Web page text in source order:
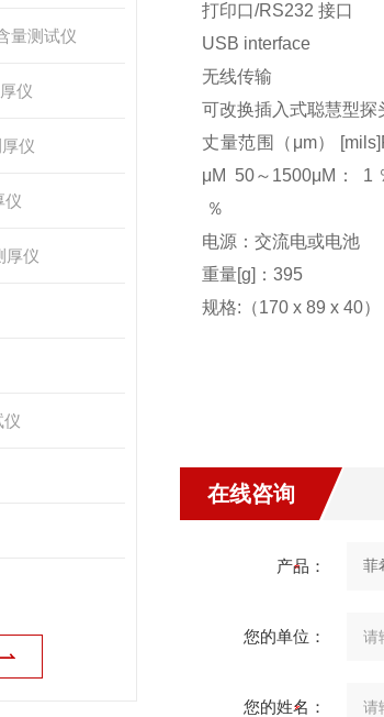
量测试仪
仪
仪
仪
厚仪
仪
打印口/RS232 接口
USB interface
无线传输
可改换插入式聪慧型探
丈量范围（μm）
μΜ 50～1500μΜ： 1
％
电源：交流电或电池
重量[g]：395
规格:（170 x 89 x 40）
在线咨询
产品：
您的单位：
您的姓名：